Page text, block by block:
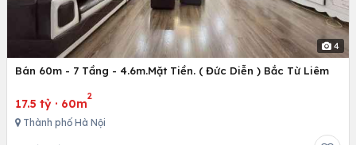
4
Bán 60m - 7 Tầng - 4.6m.Mặt Tiền. ( Đức Diễn ) Bắc Từ Liêm
17.5 tỷ · 60m
2
Thành phố Hà Nội